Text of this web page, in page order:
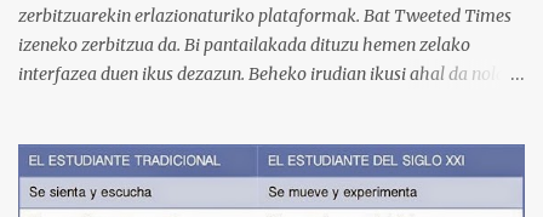
curso de idiomas: gramática, verbos, vocabulario etc. h...
zerbitzuarekin erlazionaturiko plataformak. Bat Tweeted Times
izeneko zerbitzua da. Bi pantailakada dituzu hemen zelako
interfazea duen ikus dezazun. Beheko irudian ikusi ahal da nola
Behean baduzue Apps for iPads deritzon Youtube kanaleko
bideoa, zeinak Tweeted Times aplikazio mobila aztertzen baitu.